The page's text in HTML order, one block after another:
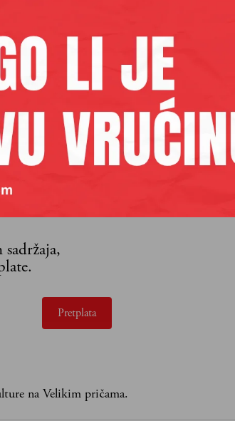
Pretplata
na Velikim pričama.